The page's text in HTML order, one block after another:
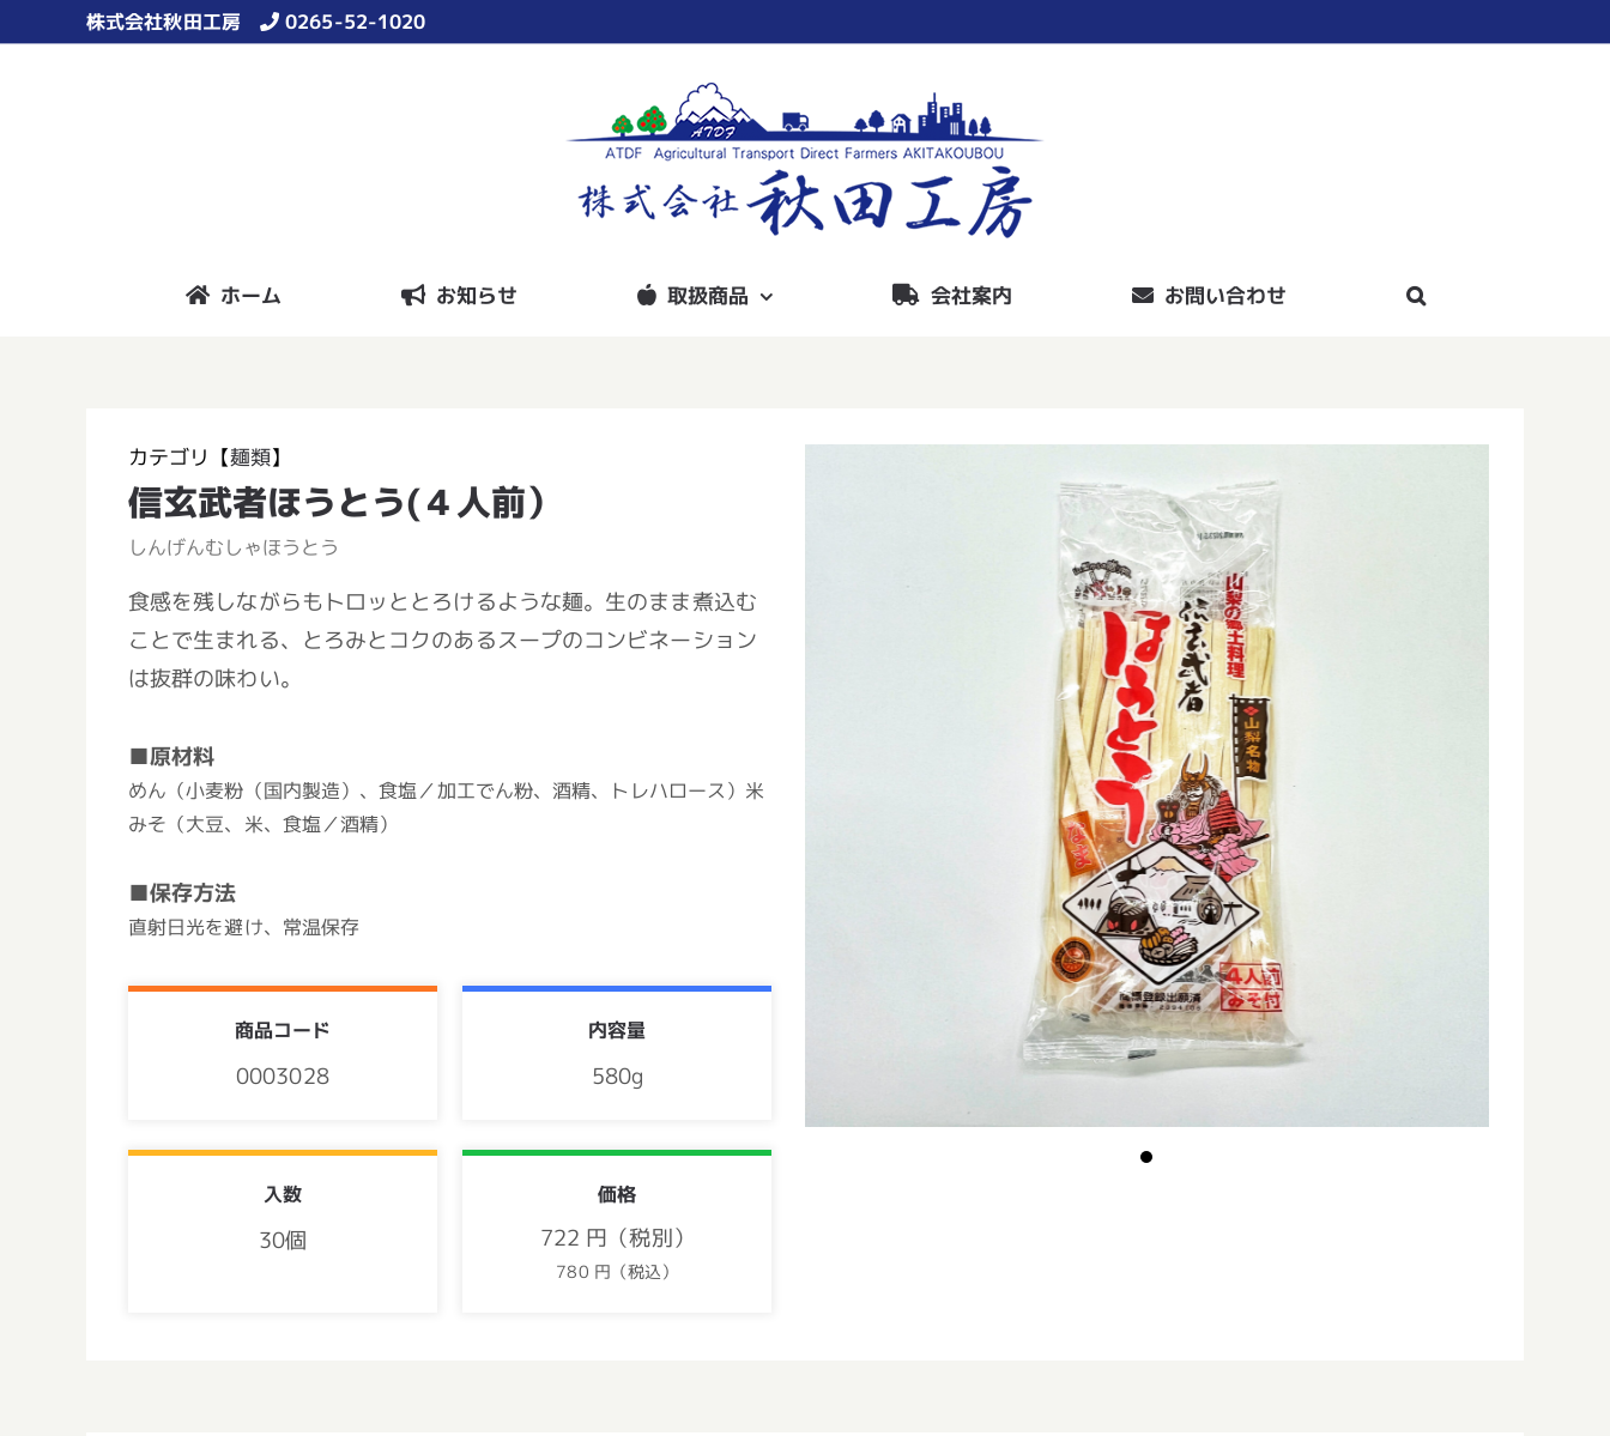
株式会社秋田工房 0265-52-1020
ホーム お知らせ 取扱商品 会社案内 お問い合わせ
カテゴリ【麺類】
信玄武者ほうとう(４人前）
しんげんむしゃほうとう
食感を残しながらもトロッととろけるような麺。生のまま煮込む
ことで生まれる、とろみとコクのあるスープのコンビネーション
は抜群の味わい。
■原材料
めん（小麦粉（国内製造）、食塩／加工でん粉、酒精、トレハロース）米
みそ（大豆、米、食塩／酒精）
■保存方法
直射日光を避け、常温保存
商品コード
0003028
内容量
580g
入数
30個
価格
722 円（税別）
780 円（税込）